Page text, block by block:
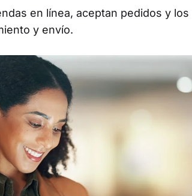
en línea, aceptan pedidos y los
y envío.